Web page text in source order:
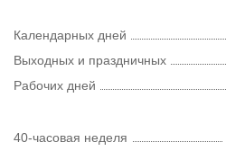
Календарных дней
Выходных и праздничных
Рабочих дней
40-часовая неделя